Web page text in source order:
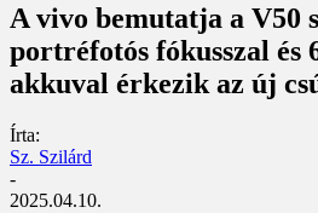
A vivo bemutatja a V50
portréfotós fókusszal és
akkuval érkezik az új
Írta:
Sz. Szilárd
-
2025.04.10.